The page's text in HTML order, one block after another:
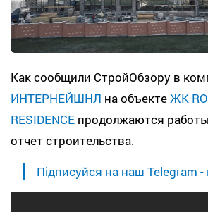
Как сообщили СтройОбзору в
ИНТЕРНЕЙШНЛ на объектеЖК
RESIDENCE продолжаются
отчет строительства.
Підписуйся на наш Telegram -